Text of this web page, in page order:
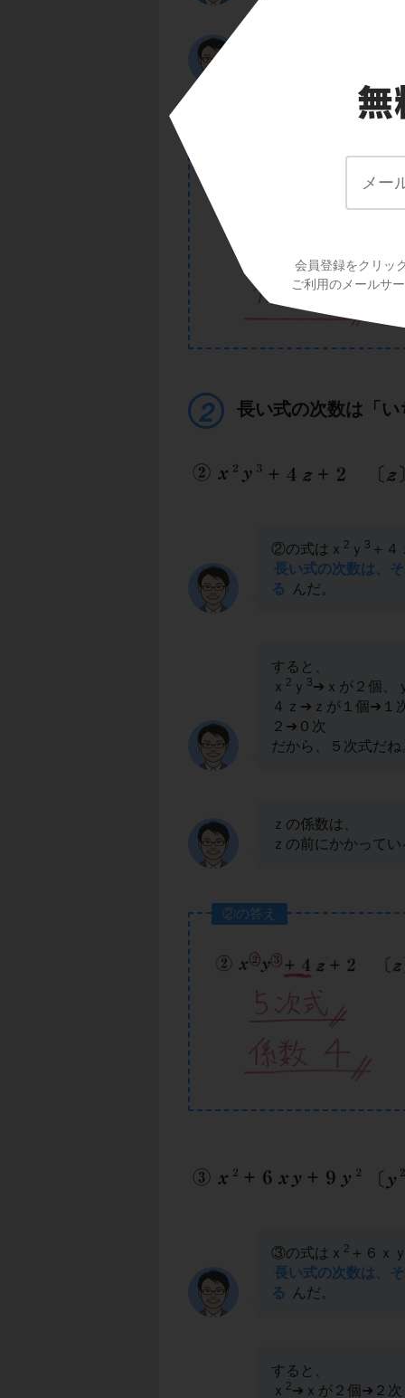
会員登録をクリッ
ご利用のメールサ
長い式の次数は「
②の式はｘ 2 ｙ 3 ＋
長い式の次数は、
る
んだ。
すると、
ｘ 2 ｙ 3➔ｘが２個、
４ｚ➔ｚが１個➔１
２➔０次
だから、５次式だね
ｚの係数は、
ｚの前にかかって
②の答え
③の式はｘ 2 ＋６ｘ
長い式の次数は、
る
んだ。
すると、
ｘ 2➔ｘが２個➔２次